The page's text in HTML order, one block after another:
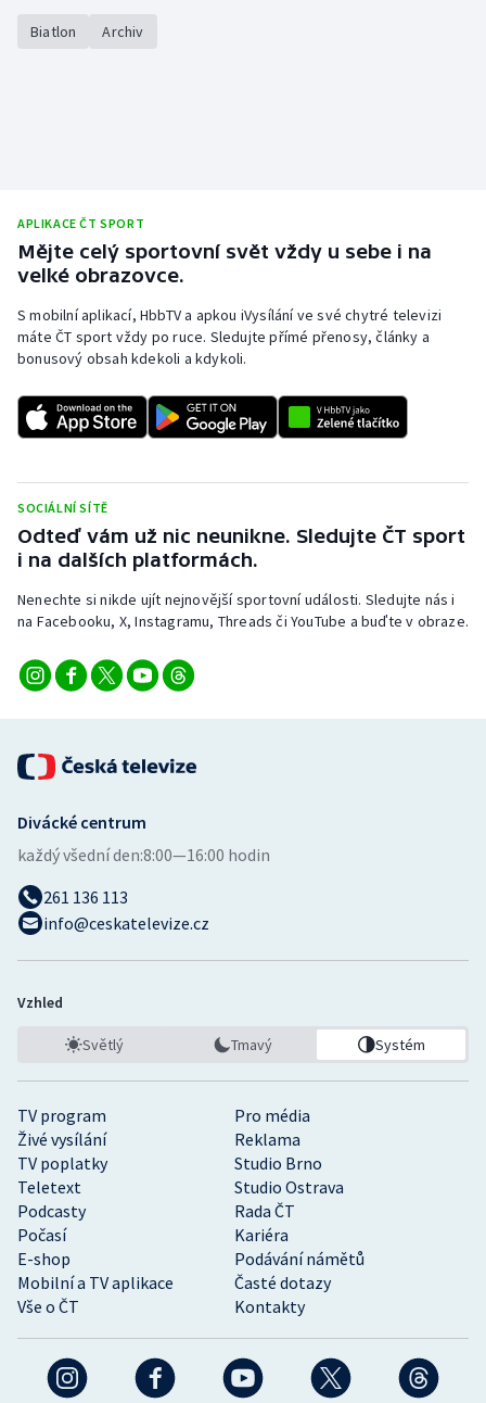
Biatlon Archiv
APLIKACE ČT SPORT
Mějte celý sportovní svět vždy u sebe i na
velké obrazovce.
S mobilní aplikací, HbbTV a apkou iVysílání ve své chytré televizi
máte ČT sport vždy po ruce. Sledujte přímé přenosy, články a
bonusový obsah kdekoli a kdykoli.
SOCIÁLNÍ SÍTĚ
Odteď vám už nic neunikne. Sledujte ČT sport
i na dalších platformách.
Nenechte si nikde ujít nejnovější sportovní události. Sledujte nás i
na Facebooku, X, Instagramu, Threads či YouTube a buďte v obraze.
TV program
Pro média
Živé vysílání
Reklama
TV poplatky
Studio Brno
Teletext
Studio Ostrava
Podcasty
Rada ČT
Počasí
Kariéra
E-shop
Podávání námětů
Mobilní a TV aplikace
Časté dotazy
Vše o ČT
Kontakty
Divácké centrum
každý všední den:8:00—16:00 hodin
261 136 113
info@ceskatelevize.cz
Vzhled
Světlý Tmavý Systém